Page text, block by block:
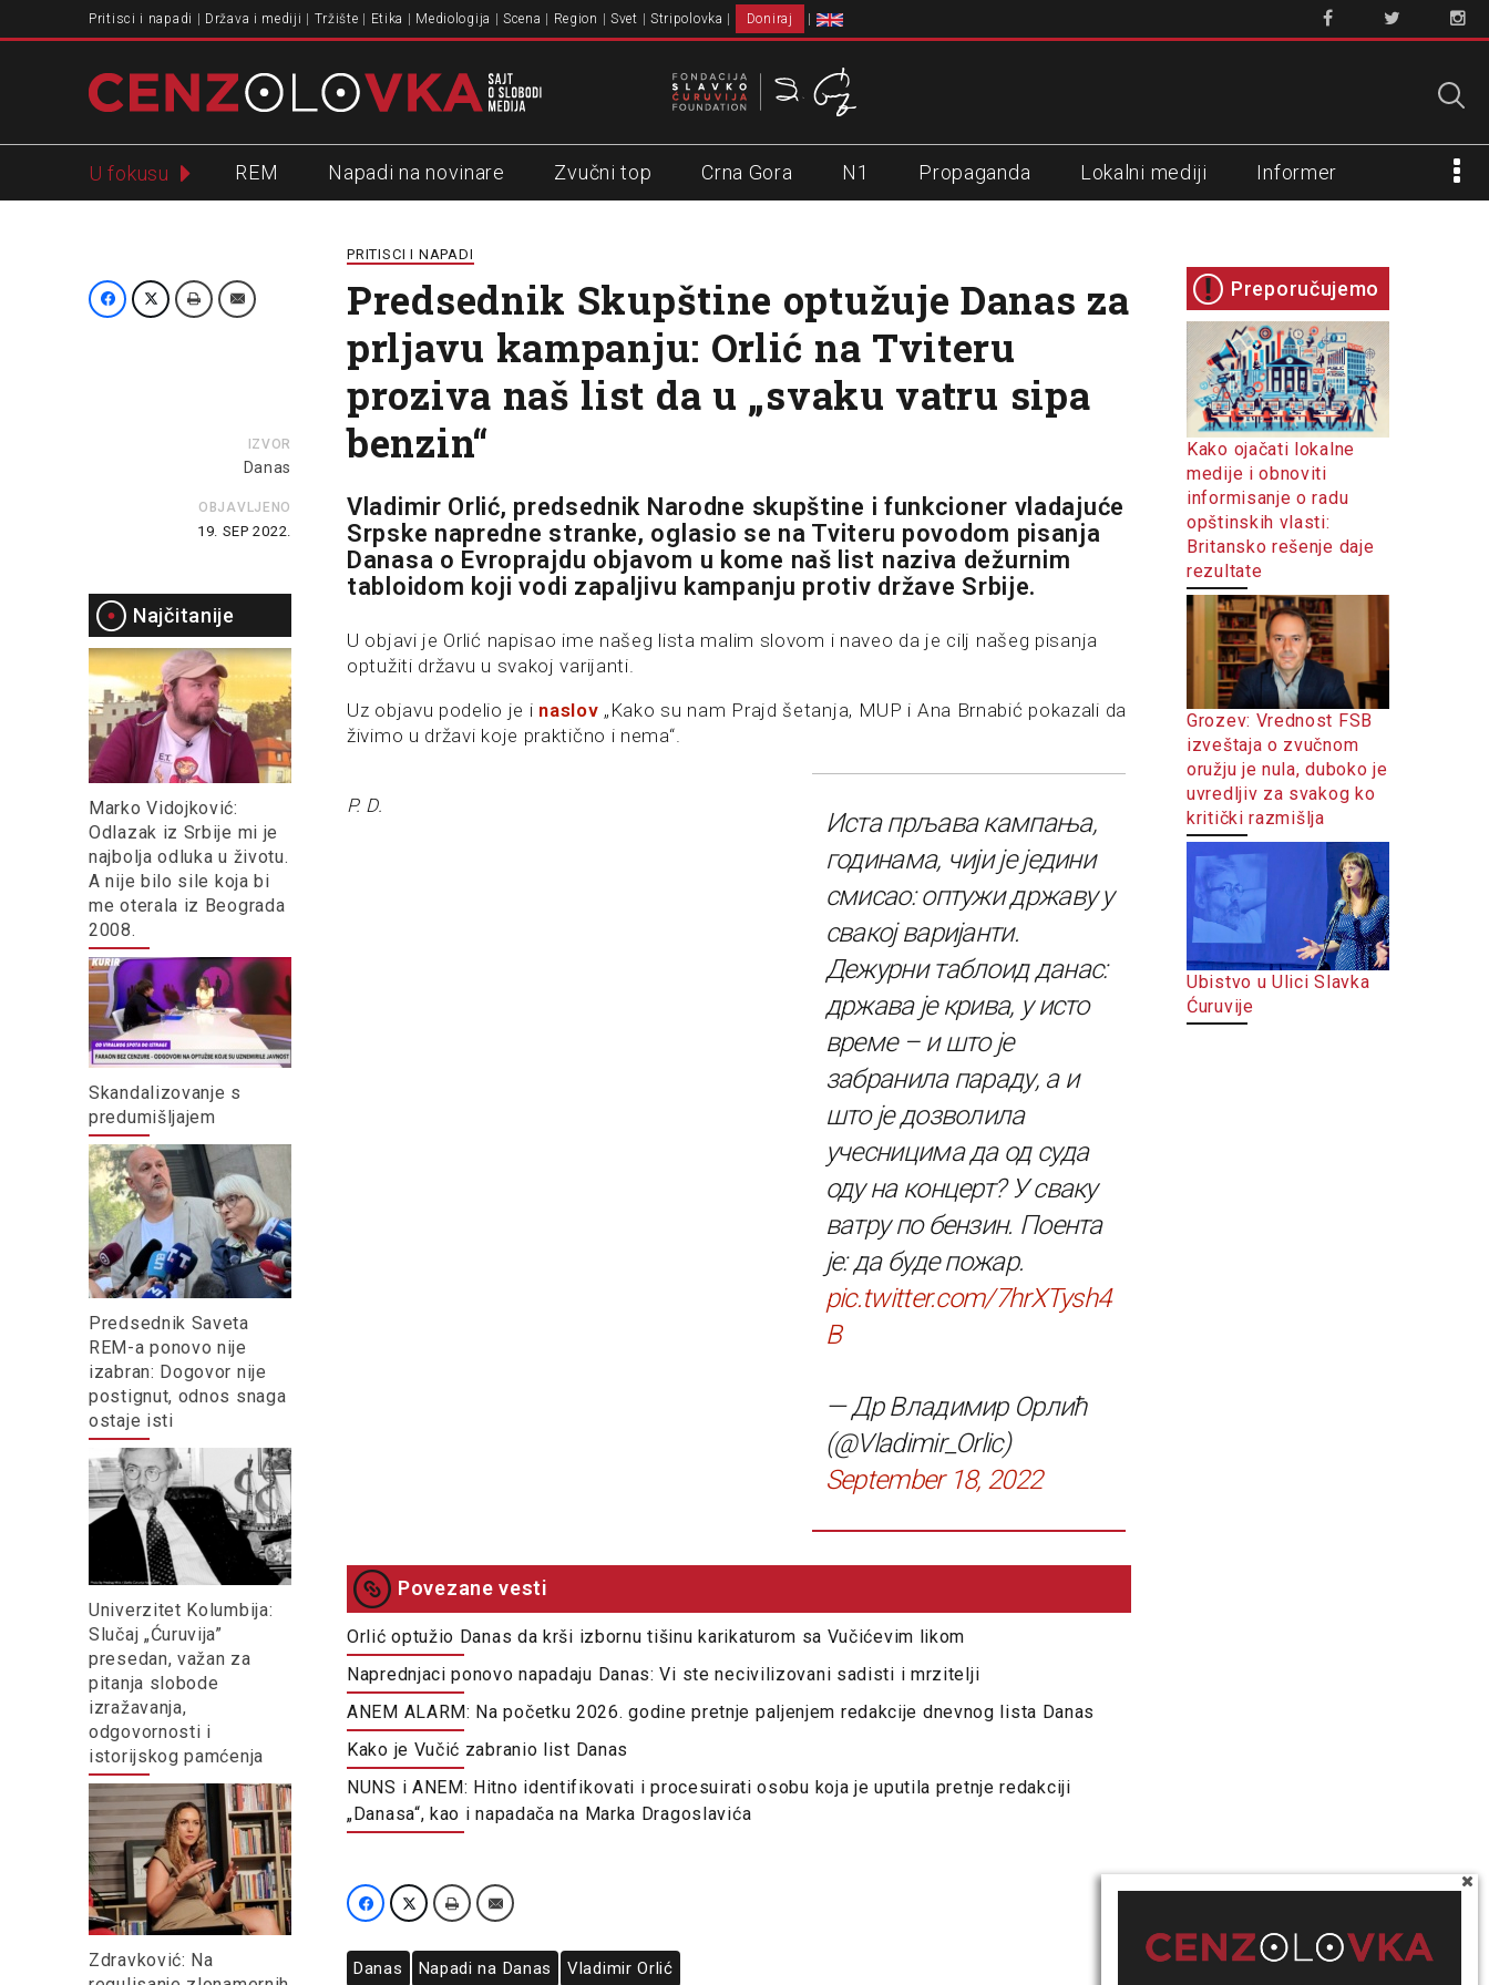
Pritisci i napadi Država i mediji Tržište Etika Mediologija Scena Region Svet Stripolovka Doniraj
U fokusu REM Napadi na novinare Zvučni top Crna Gora N1 Propaganda Lokalni mediji Informer
IZVOR
Danas
OBJAVLJENO
19. SEP 2022.
Najčitanije
Marko Vidojković:
Odlazak iz Srbije mi je
najbolja odluka u životu.
A nije bilo sile koja bi
me oterala iz Beograda
2008.
Skandalizovanje s
predumišljajem
Predsednik Saveta
REM-a ponovo nije
izabran: Dogovor nije
postignut, odnos snaga
ostaje isti
Univerzitet Kolumbija:
Slučaj „Ćuruvija”
presedan, važan za
pitanja slobode
izražavanja,
odgovornosti i
istorijskog pamćenja
Zdravković: Na
PRITISCI I NAPADI
Predsednik Skupštine optužuje Danas za
prljavu kampanju: Orlić na Tviteru
proziva naš list da u „svaku vatru sipa
benzin“
Vladimir Orlić, predsednik Narodne skupštine i funkcioner vladajuće
Srpske napredne stranke, oglasio se na Tviteru povodom pisanja
Danasa o Evroprajdu objavom u kome naš list naziva dežurnim
tabloidom koji vodi zapaljivu kampanju protiv države Srbije.
U objavi je Orlić napisao ime našeg lista malim slovom i naveo da je cilj našeg pisanja
optužiti državu u svakoj varijanti.
Uz objavu podelio je i naslov „Kako su nam Prajd šetanja, MUP i Ana Brnabić pokazali da
živimo u državi koje praktično i nema“.
Иста прљава кампања,
годинама, чији је једини
смисао: оптужи државу у
свакој варијанти.
Дежурни таблоид данас:
држава је крива, у исто
време – и што је
забранила параду, а и
што је дозволила
учесницима да од суда
оду на концерт? У сваку
ватру по бензин. Поента
је: да буде пожар.
pic.twitter.com/7hrXTysh4
B
— Др Владимир Орлић
(@Vladimir_Orlic)
September 18, 2022
P. D.
Povezane vesti
Orlić optužio Danas da krši izbornu tišinu karikaturom sa Vučićevim likom
Naprednjaci ponovo napadaju Danas: Vi ste necivilizovani sadisti i mrzitelji
ANEM ALARM: Na početku 2026. godine pretnje paljenjem redakcije dnevnog lista Danas
Kako je Vučić zabranio list Danas
NUNS i ANEM: Hitno identifikovati i procesuirati osobu koja je uputila pretnje redakciji
„Danasa“, kao i napadača na Marka Dragoslavića
Danas Napadi na Danas Vladimir Orlić
Preporučujemo
Kako ojačati lokalne
medije i obnoviti
informisanje o radu
opštinskih vlasti:
Britansko rešenje daje
rezultate
Grozev: Vrednost FSB
izveštaja o zvučnom
oružju je nula, duboko je
uvredljiv za svakog ko
kritički razmišlja
Ubistvo u Ulici Slavka
Ćuruvije